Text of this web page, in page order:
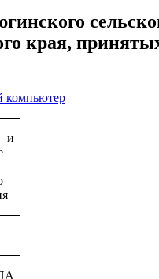
края,
компьютер
и